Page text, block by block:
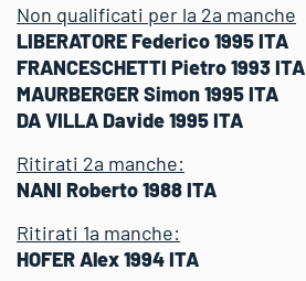
Non qualificati per la 2a manche
LIBERATORE Federico 1995 ITA
FRANCESCHETTI Pietro 1993 ITA
MAURBERGER Simon 1995 ITA
DA VILLA Davide 1995 ITA
Ritirati 2a manche:
NANI Roberto 1988 ITA
Ritirati 1a manche:
HOFER Alex 1994 ITA